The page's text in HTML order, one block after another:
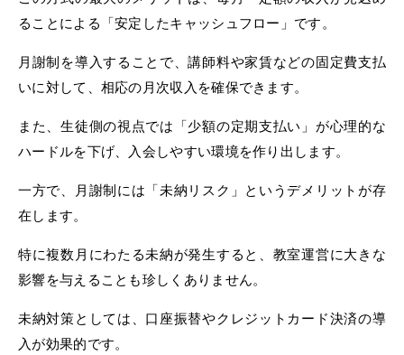
ることによる「安定したキャッシュフロー」です。
月謝制を導入することで、講師料や家賃などの固定費支払
いに対して、相応の月次収入を確保できます。
また、生徒側の視点では「少額の定期支払い」が心理的な
ハードルを下げ、入会しやすい環境を作り出します。
一方で、月謝制には「未納リスク」というデメリットが存
在します。
特に複数月にわたる未納が発生すると、教室運営に大きな
影響を与えることも珍しくありません。
未納対策としては、口座振替やクレジットカード決済の導
入が効果的です。